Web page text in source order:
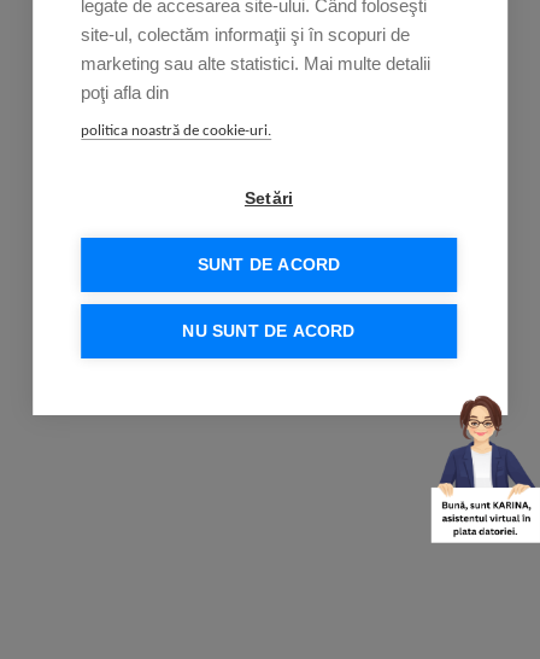
legate de accesarea site-ului. Când foloseşti
site-ul, colectăm informaţii şi în scopuri de
marketing sau alte statistici. Mai multe detalii
poţi afla din
politica noastră de cookie-uri.
Setări
SUNT DE ACORD
NU SUNT DE ACORD